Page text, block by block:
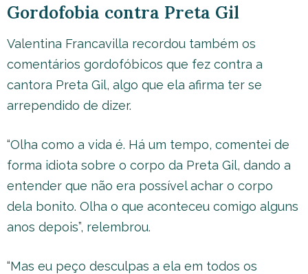
Gordofobia contra Preta Gil
Valentina Francavilla recordou também os
comentários gordofóbicos que fez contra a
cantora Preta Gil, algo que ela afirma ter se
arrependido de dizer.
“Olha como a vida é. Há um tempo, comentei de
forma idiota sobre o corpo da Preta Gil, dando a
entender que não era possível achar o corpo
dela bonito. Olha o que aconteceu comigo alguns
anos depois”, relembrou.
“Mas eu peço desculpas a ela em todos os